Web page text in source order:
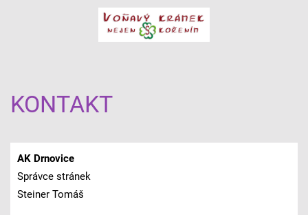
KONTAKT
AK Drnovice
Správce stránek
Steiner Tomáš